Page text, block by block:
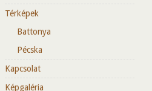
Térképek
Battonya
Pécska
Kapcsolat
Képgaléria